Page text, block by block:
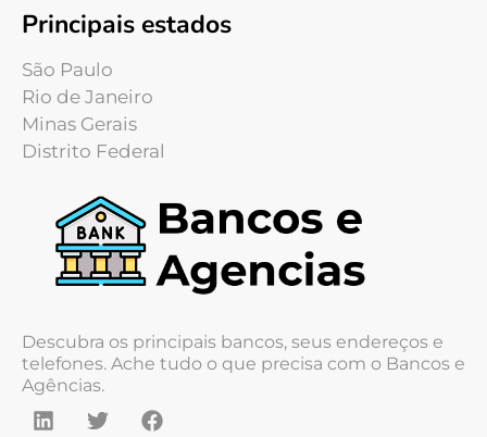
Principais estados
São Paulo
Rio de Janeiro
Minas Gerais
Distrito Federal
Descubra os principais bancos, seus endereços e
telefones. Ache tudo o que precisa com o Bancos e
Agências.